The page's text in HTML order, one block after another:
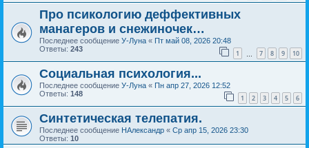
Про псикологию деффективных
манагеров и снежиночек…
Последнее сообщение У-Луна « Пт май 08, 2026 20:48
Ответы: 243 1 7 8 9 10
Социальная психология...
Последнее сообщение У-Луна « Пн апр 27, 2026 12:52
Ответы: 148 1 2 3 4 5 6
Синтетическая телепатия.
Последнее сообщение НАлександр « Ср апр 15, 2026 23:30
Ответы: 10